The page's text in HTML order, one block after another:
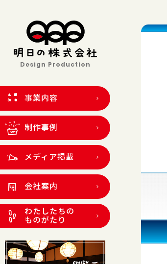
Design Production
事業内容
制作事例
メディア掲載
会社案内
わたしたちの
ものがたり